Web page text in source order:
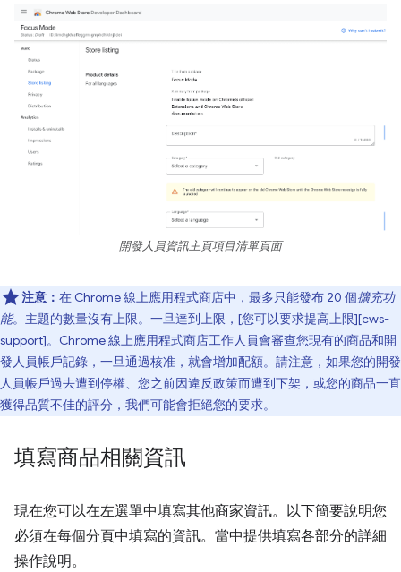
開發人員資訊主頁項目清單頁面
注意： 在 Chrome 線上應用程式商店中，最多只能發布 20 個擴充功
能。主題的數量沒有上限。一旦達到上限，[您可以要求提高上限][cws-
support]。Chrome 線上應用程式商店工作人員會審查您現有的商品和開
發人員帳戶記錄，一旦通過核准，就會增加配額。請注意，如果您的開發
人員帳戶過去遭到停權、您之前因違反政策而遭到下架，或您的商品一直
獲得品質不佳的評分，我們可能會拒絕您的要求。
填寫商品相關資訊
現在您可以在左選單中填寫其他商家資訊。以下簡要說明您
必須在每個分頁中填寫的資訊。當中提供填寫各部分的詳細
操作說明。